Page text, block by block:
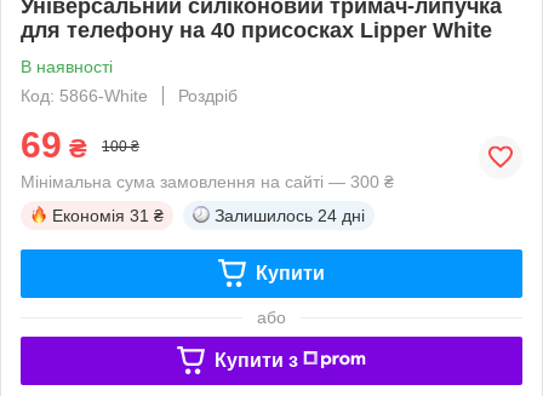
Універсальний силіконовий тримач-липучка
для телефону на 40 присосках Lipper White
В наявності
Код: 5866-White
Роздріб
69 ₴ 100 ₴
Мінімальна сума замовлення на сайті — 300 ₴
Економія 31 ₴ Залишилось 24 дні
Купити
або
Купити з